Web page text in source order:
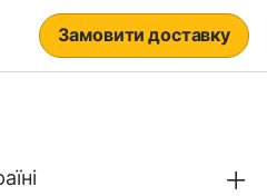
Замовити доставку